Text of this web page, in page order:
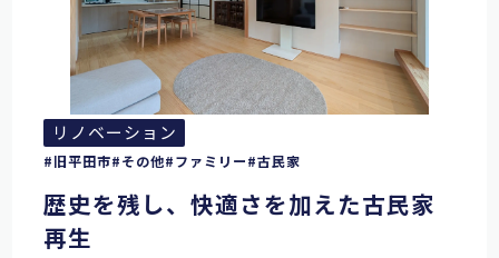
リノベーション
旧平田市 その他 ファミリー 古民家
歴史を残し、快適さを加えた古民家
再生